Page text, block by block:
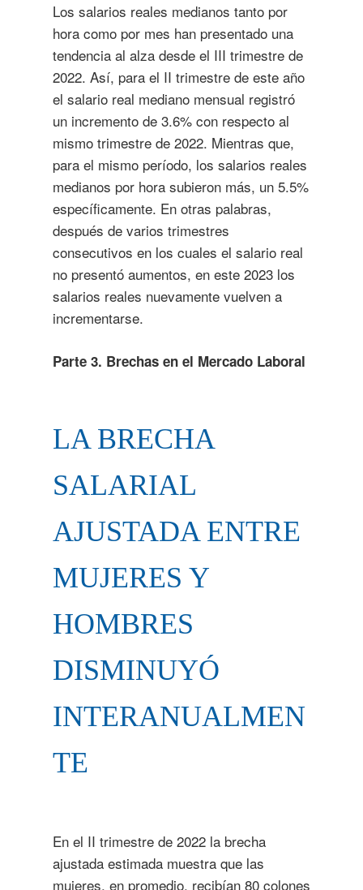
Los salarios reales medianos tanto por
hora como por mes han presentado una
tendencia al alza desde el III trimestre de
2022. Así, para el II trimestre de este año
el salario real mediano mensual registró
un incremento de 3.6% con respecto al
mismo trimestre de 2022. Mientras que,
para el mismo período, los salarios reales
medianos por hora subieron más, un 5.5%
específicamente. En otras palabras,
después de varios trimestres
consecutivos en los cuales el salario real
no presentó aumentos, en este 2023 los
salarios reales nuevamente vuelven a
incrementarse.
Parte 3. Brechas en el Mercado Laboral
LA BRECHA
SALARIAL
AJUSTADA ENTRE
MUJERES Y
HOMBRES
DISMINUYÓ
INTERANUALMEN
TE
En el II trimestre de 2022 la brecha
ajustada estimada muestra que las
mujeres, en promedio, recibían 80 colones